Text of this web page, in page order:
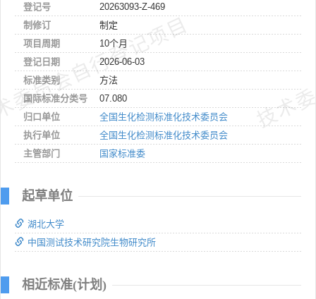
员会自行登记项目 技
登记号
20263093-Z-469
制修订
制定
项目周期
10个月
登记日期
2026-06-03
标准类别
方法
国际标准分类号
07.080
归口单位
全国生化检测标准化技术委员会
执行单位
全国生化检测标准化技术委员会
主管部门
国家标准委
起草单位
湖北大学
中国测试技术研究院生物研究所
相近标准(计划)